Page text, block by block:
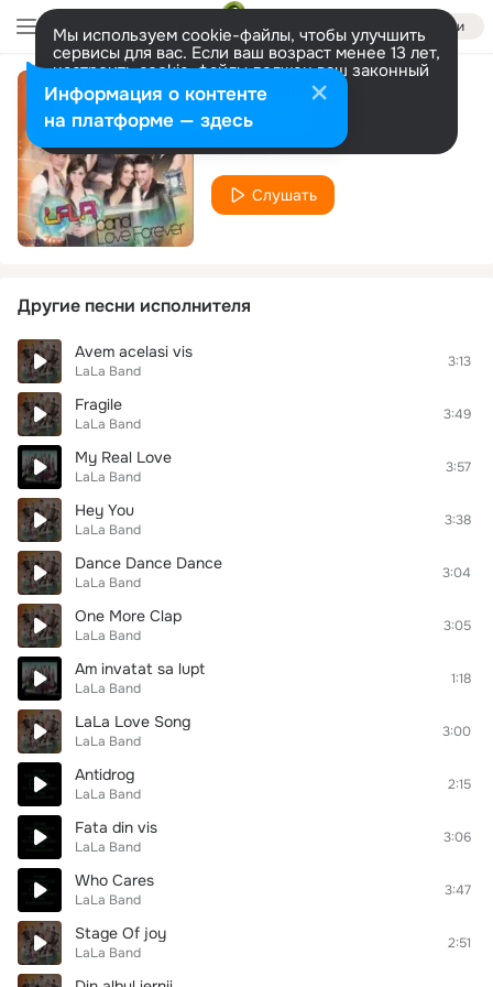
Войти
Мы используем cookie-файлы, чтобы улучшить
сервисы для вас. Если ваш возраст менее 13 лет,
настроить cookie-файлы должен ваш законный
представитель. Больше информации
Разрешить все Настроить
One Wish
LaLa Band
Слушать
Другие песни исполнителя
Avem acelasi vis
LaLa Band
3:13
Fragile
LaLa Band
3:49
My Real Love
LaLa Band
3:57
Hey You
LaLa Band
3:38
Dance Dance Dance
LaLa Band
3:04
One More Clap
LaLa Band
3:05
Am invatat sa lupt
LaLa Band
1:18
LaLa Love Song
LaLa Band
3:00
Antidrog
LaLa Band
2:15
Fata din vis
LaLa Band
3:06
Who Cares
LaLa Band
3:47
Stage Of joy
LaLa Band
2:51
Информация о контенте
на платформе — здесь